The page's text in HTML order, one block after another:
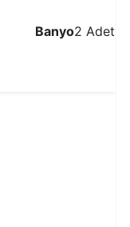
Banyo2 Adet